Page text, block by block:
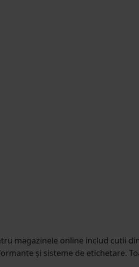
magazinele online includ cutii
și sisteme de etichetare.